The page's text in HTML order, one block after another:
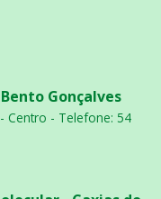
Gonçalves
Centro - Telefone: 54